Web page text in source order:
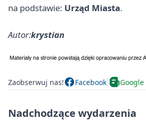
na podstawie: Urząd Miasta.
Autor:krystian
Zaobserwuj nas! Facebook Google
Nadchodzące wydarzenia